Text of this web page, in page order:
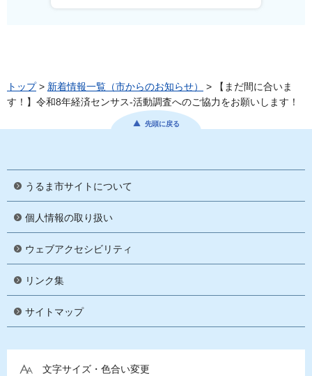
トップ> 新着情報一覧（市からのお知らせ）
> 【まだ間に合いま
す！】令和8年経済センサス-活動調査へのご協力をお願いします！
先頭に戻る
うるま市サイトについて
個人情報の取り扱い
ウェブアクセシビリティ
リンク集
サイトマップ
文字サイズ・色合い変更